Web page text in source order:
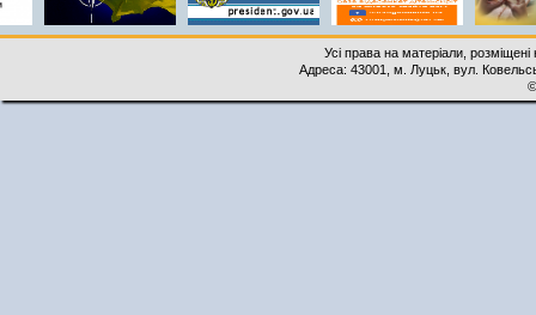
Усі права на матеріали,
Адреса: 43001, м. Луцьк, вул.